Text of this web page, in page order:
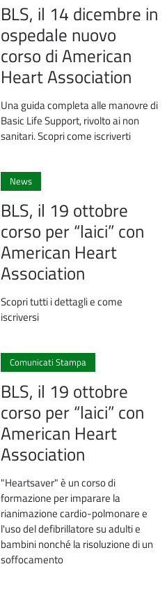
BLS, il 14 dicembre in
ospedale nuovo
corso di American
Heart Association
Una guida completa alle manovre di
Basic Life Support, rivolto ai non
sanitari. Scopri come iscriverti
News
BLS, il 19 ottobre
corso per “laici” con
American Heart
Association
Scopri tutti i dettagli e come
iscriversi
Comunicati Stampa
BLS, il 19 ottobre
corso per “laici” con
American Heart
Association
"Heartsaver" è un corso di
formazione per imparare la
rianimazione cardio-polmonare e
l'uso del defibrillatore su adulti e
bambini nonché la risoluzione di un
soffocamento